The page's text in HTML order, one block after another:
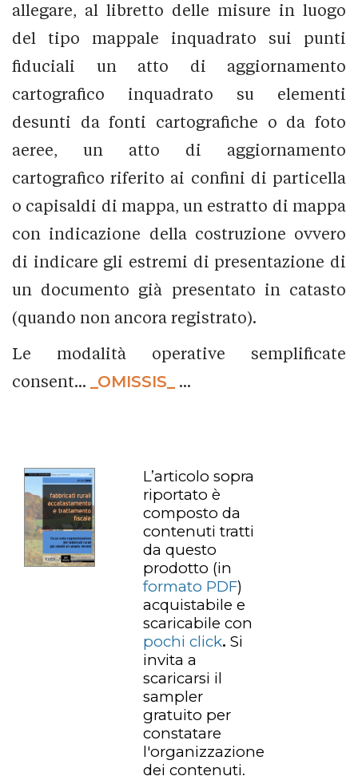
allegare, al libretto delle misure in luogo
del tipo mappale inquadrato sui punti
fiduciali un atto di aggiornamento
cartografico inquadrato su elementi
desunti da fonti cartografiche o da foto
aeree, un atto di aggiornamento
cartografico riferito ai confini di particella
o capisaldi di mappa, un estratto di mappa
con indicazione della costruzione ovvero
di indicare gli estremi di presentazione di
un documento già presentato in catasto
(quando non ancora registrato).
Le modalità operative semplificate
consent...
_OMISSIS_ ...
L’articolo sopra
riportato è
composto da
contenuti tratti
da questo
prodotto (in
formato PDF)
acquistabile e
scaricabile con
pochi click. Si
invita a
scaricarsi il
sampler
gratuito per
constatare
l'organizzazione
dei contenuti.